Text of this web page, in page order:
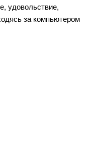
удовольствие,
за компьютером